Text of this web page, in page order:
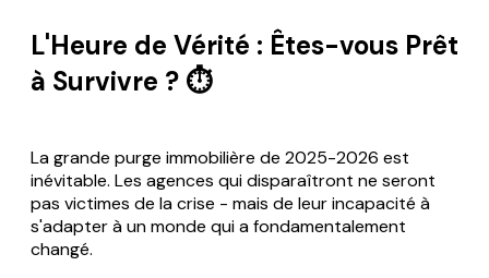
L'Heure de Vérité : Êtes-vous Prêt
à Survivre ? ⏱️
La grande purge immobilière de 2025-2026 est
inévitable. Les agences qui disparaîtront ne seront
pas victimes de la crise - mais de leur incapacité à
s'adapter à un monde qui a fondamentalement
changé.